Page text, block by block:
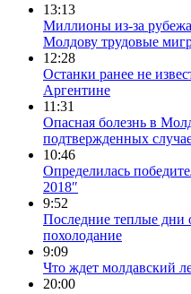
13:13
Миллионы из-за
Молдову трудовые
12:28
Останки ранее не
Аргентине
11:31
Опасная болезнь в
подтвержденных
10:46
Определилась
2018″
9:52
Последние теплые дни
похолодание
9:09
Что ждет молдавский
20:00